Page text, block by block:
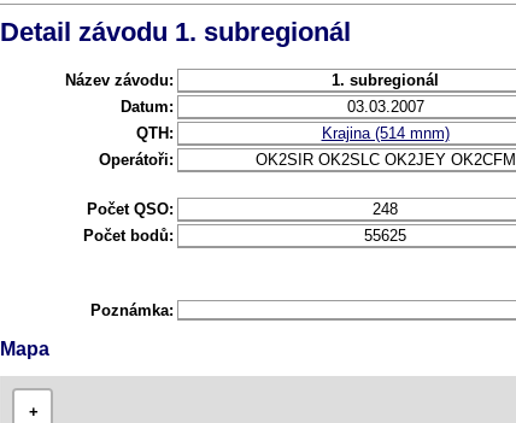
Detail závodu 1. subregionál
Název závodu: 1. subregionál
Datum:
03.03.2007
QTH:
Krajina (514 mnm)
Operátoři:
OK2SIR OK2SLC OK2JEY OK2CFM
Počet QSO: 248
Počet bodů:
55625
Poznámka:
Mapa
+